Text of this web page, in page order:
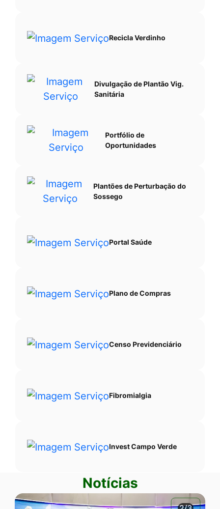
Recicla Verdinho
Divulgação de Plantão Vig.
Sanitária
Portfólio de
Oportunidades
Plantões de Perturbação do
Sossego
Portal Saúde
Plano de Compras
Censo Previdenciário
Fibromialgia
Invest Campo Verde
Notícias